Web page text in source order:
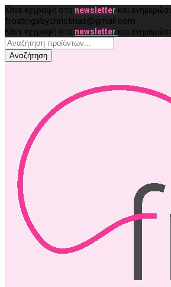
Κάνε εγγραφή στο newsletter και
frostingsbychristinaz@gmail.com
Κάνε εγγραφή στο newsletter και
Αναζήτηση